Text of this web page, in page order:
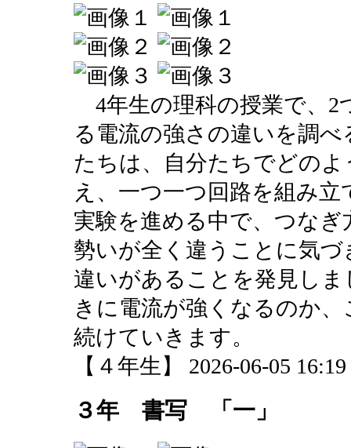
4年生の理科の授業で、2
る電流の強さの違いを調
たちは、自分たちでどの
え、一つ一つ回路を組み
実験を進める中で、つな
勢いが全く違うことに気
違いがあることを発見し
きに電流が強くなるのか
続けていきます。
【４年生】 2026-06-05
３年 書写 「一」